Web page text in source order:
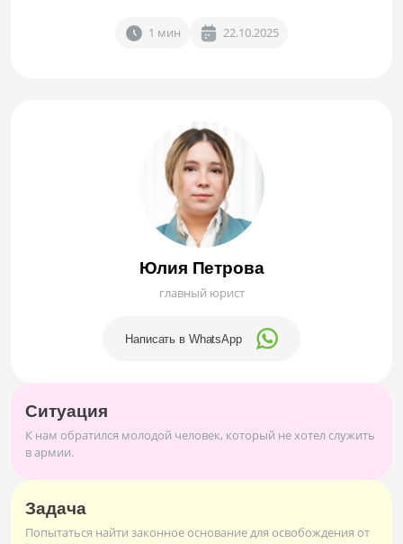
1 мин 22.10.2025
Юлия Петрова
главный юрист
Написать в WhatsApp
Ситуация
К нам обратился молодой человек, который не хотел служить
в армии.
Задача
Попытаться найти законное основание для освобождения от